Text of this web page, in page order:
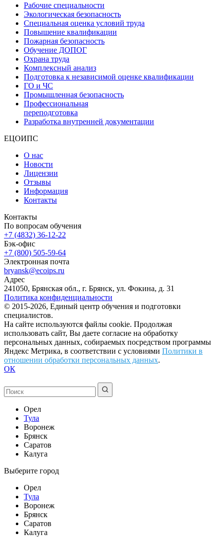
Рабочие специальности
Экологическая безопасность
Специальная оценка условий труда
Повышение квалификации
Пожарная безопасность
Обучение ДОПОГ
Охрана труда
Комплексный анализ
Подготовка к независимой оценке квалификации
ГО и ЧС
Промышленная безопасность
Профессиональная
переподготовка
Разработка внутренней документации
ЕЦОИПС
О нас
Новости
Лицензии
Отзывы
Информация
Контакты
Контакты
По вопросам обучения
+7 (4832) 36-12-22
Бэк-офис
+7 (800) 505-59-64
Электронная почта
bryansk@ecoips.ru
Адрес
241050, Брянская обл., г. Брянск, ул. Фокина, д. 31
Политика конфиденциальности
© 2015-2026, Единый центр обучения и подготовки
специалистов.
На сайте используются файлы cookie. Продолжая
использовать сайт, Вы даете согласие на обработку
персональных данных, собираемых посредством программы
Яндекс Метрика, в соответствии с условиями Политики в
отношении обработки персональных данных.
ОК
Орел
Тула
Воронеж
Брянск
Саратов
Калуга
Выберите город
Орел
Тула
Воронеж
Брянск
Саратов
Калуга